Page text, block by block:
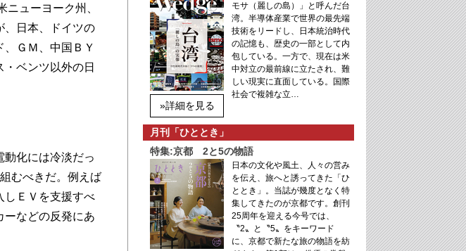
ューヨーク州、
、日本、ドイツの
ＧＭ、中国ＢＹ
ベンツ以外の日
化には冷淡だっ
むべきだ。例えば
しＥＶを支援すべ
ーなどの反発にあ
»詳細を見る
モサ（麗しの島）」と呼んだ台
湾。半導体産業で世界の最先端
技術をリードし、日本統治時代
の記憶も、歴史の一部として内
包している。一方で、現在は米
中対立の最前線に立たされ、難
しい現実に直面している。国際
社会で複雑な立…
月刊「ひととき」
特集:京都 2と5の物語
日本の文化や風土、人々の営み
を伝え、旅へと誘ってきた「ひ
ととき」。当誌が幾度となく特
集してきたのが京都です。創刊
25周年を迎える今号では、
〝2〟と〝5〟をキーワード
に、京都で新たな旅の物語を紡